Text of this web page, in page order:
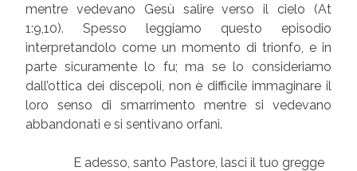
mentre vedevano Gesù salire verso il cielo (At
1:9,10). Spesso leggiamo questo episodio
interpretandolo come un momento di trionfo, e in
parte sicuramente lo fu; ma se lo consideriamo
dall’ottica dei discepoli, non è difficile immaginare il
loro senso di smarrimento mentre si vedevano
abbandonati e si sentivano orfani.
E adesso, santo Pastore, lasci il tuo gregge